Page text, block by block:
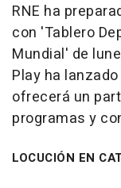
RNE ha
con 'Tablero
Mundial' de
Play ha
ofrecerá un
programas y
LOCUCIÓN EN